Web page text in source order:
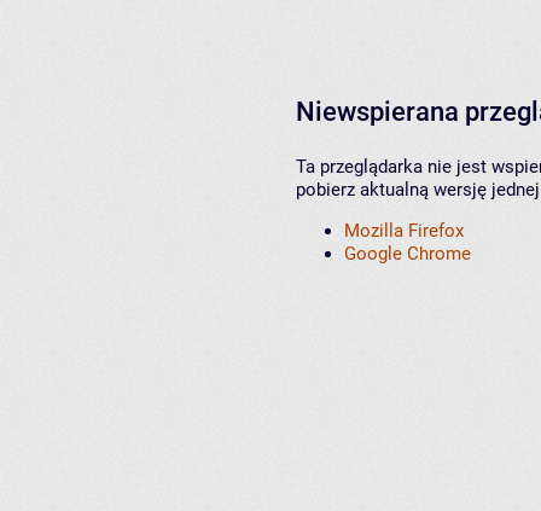
Niewspierana
Ta przeglądarka nie jest
pobierz aktualną wersję
Mozilla Firefox
Google Chrome